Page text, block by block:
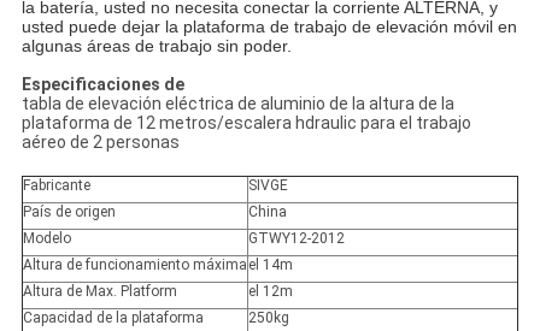
la batería, usted no necesita conectar la corriente ALTERNA, y
usted puede dejar la plataforma de trabajo de elevación móvil en
algunas áreas de trabajo sin poder.
Especificaciones de
tabla de elevación eléctrica de aluminio de la altura de la
plataforma de 12 metros/escalera hdraulic para el trabajo
aéreo de 2 personas
Fabricante
SIVGE
País de origen
China
Modelo
GTWY12-2012
Altura de funcionamiento máxima el 14m
Altura de Max. Platform
el 12m
Capacidad de la plataforma
250kg